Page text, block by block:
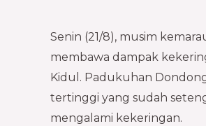
Senin (21/8), musim
membawa dampak
Kidul. Padukuhan
tertinggi yang sudah
mengalami kekeringan.
Kidul,
Yogyakarta